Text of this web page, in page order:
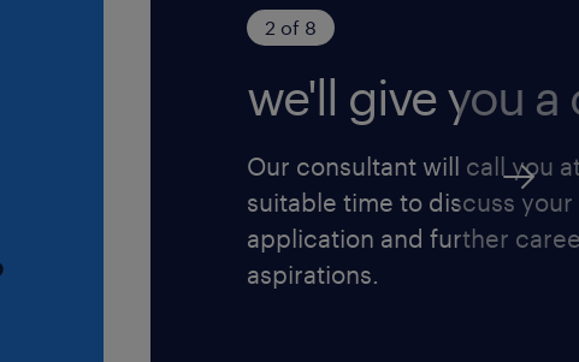
Legislativo n.
sensi dell'art. 13
protezione dei
2 of 8
we'll give you a
Our consultant will call you
suitable time to discuss your
application and further
aspirations.